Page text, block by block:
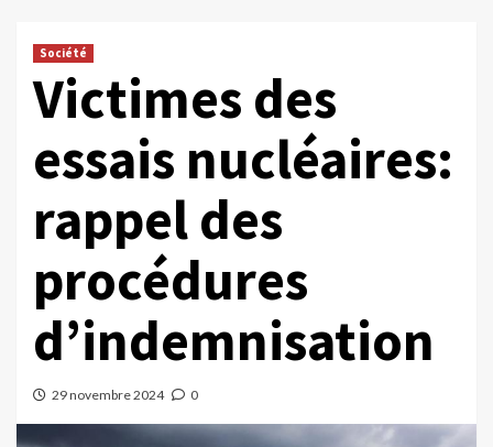
Société
Victimes des
essais nucléaires:
rappel des
procédures
d’indemnisation
29 novembre 2024 0